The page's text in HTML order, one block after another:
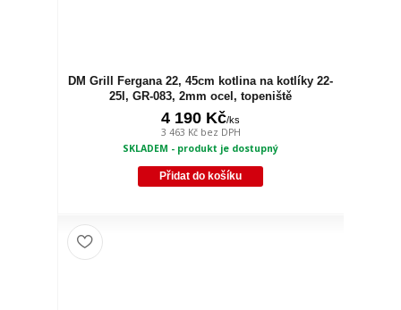
DM Grill Fergana 22, 45cm kotlina na kotlíky 22-
25l, GR-083, 2mm ocel, topeniště
4 190 Kč/ks
3 463 Kč bez DPH
SKLADEM - produkt je dostupný
Přidat do košíku